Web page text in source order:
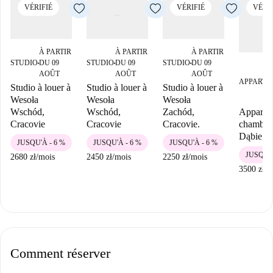
VÉRIFIÉ
STUDIO■
À PARTIR
DU 09
AOÛT
Studio à louer à
Wesoła
Wschód,
Cracovie
2680 zł/mois
JUSQU'À - 6 %
STUDIO■
À PARTIR
DU 09
AOÛT
Studio à louer à
Wesoła
Wschód,
Cracovie
2450 zł/mois
JUSQU'À - 6 %
VÉRIFIÉ
STUDIO■
À PARTIR
DU 09
AOÛT
Studio à louer à
Wesoła
Zachód,
Cracovie.
2250 zł/mois
JUSQU'À - 6 %
Dąbie,
3500 zł
Comment réserver